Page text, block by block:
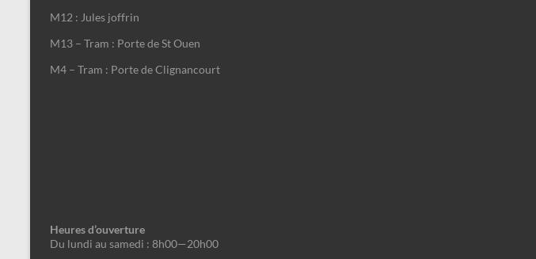
M12 : Jules joffrin
M13 – Tram : Porte de St Ouen
M4 – Tram : Porte de Clignancourt
Heures d’ouverture
Du lundi au samedi : 8h00—20h00